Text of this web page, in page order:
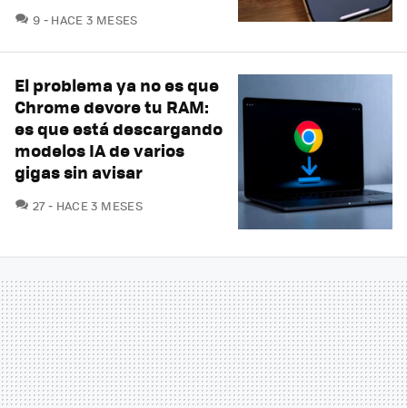
9 COMENTARIOS
HACE 3 MESES
El problema ya no es que
Chrome devore tu RAM:
es que está descargando
modelos IA de varios
gigas sin avisar
27COMENTARIOS
HACE 3 MESES